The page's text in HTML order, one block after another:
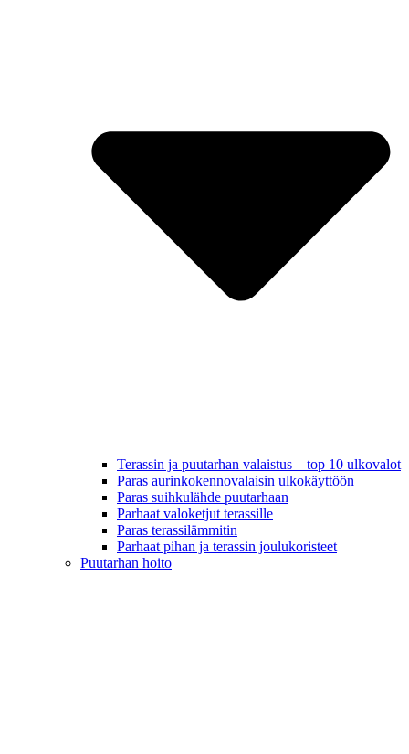
Terassin ja puutarhan valaistus – top 10 ulkovalot
Paras aurinkokennovalaisin ulkokäyttöön
Paras suihkulähde puutarhaan
Parhaat valoketjut terassille
Paras terassilämmitin
Parhaat pihan ja terassin joulukoristeet
Puutarhan hoito